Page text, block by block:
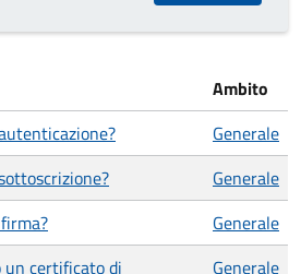
Ambito
Generale
Generale
Generale
un certificato di
Generale